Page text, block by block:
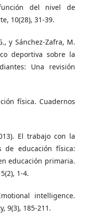
del nivel de
10(28), 31-39.
y Sánchez-Zafra, M.
deportiva sobre la
Una revisión
física. Cuadernos
El trabajo con la
de educación física:
educación primaria.
1-4.
intelligence.
9(3), 185-211.